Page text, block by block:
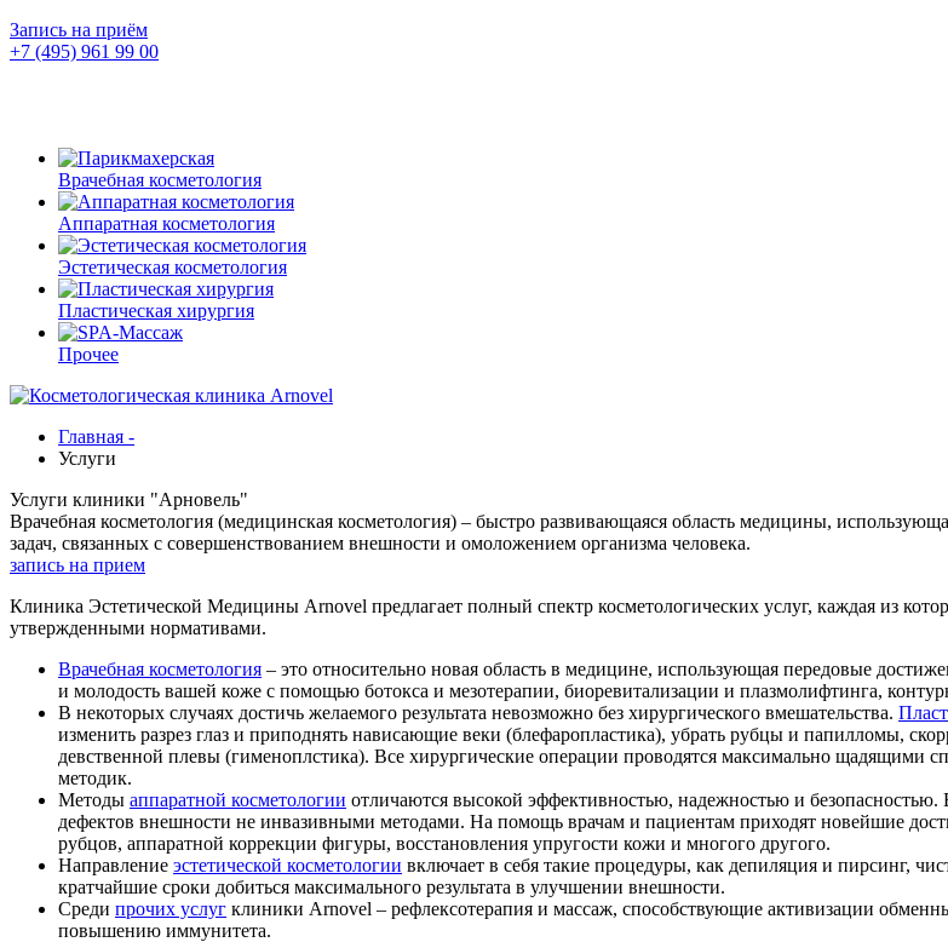
Запись на приём
+7 (495) 961 99 00
Врачебная косметология
Аппаратная косметология
Эстетическая косметология
Пластическая хирургия
Прочее
Главная -
Услуги
Услуги клиники "Арновель"
Врачебная косметология (медицинская косметология) – быстро развивающаяся область медицины,
задач, связанных с совершенствованием внешности и омоложением организма человека.
запись на прием
Клиника Эстетической Медицины Arnovel предлагает полный спектр косметологических услуг, каждая из
утвержденными нормативами.
Врачебная косметология – это относительно новая область в медицине, использующая передовые
и молодость вашей коже с помощью ботокса и мезотерапии, биоревитализации и плазмолифтинга,
В некоторых случаях достичь желаемого результата невозможно без хирургического вмешательства.
изменить разрез глаз и приподнять нависающие веки (блефаропластика), убрать рубцы и папилломы,
девственной плевы (гименоплстика). Все хирургические операции проводятся максимально щадящими
методик.
Методы аппаратной косметологии отличаются высокой эффективностью, надежностью и
дефектов внешности не инвазивными методами. На помощь врачам и пациентам приходят новейшие
рубцов, аппаратной коррекции фигуры, восстановления упругости кожи и многого другого.
Направление эстетической косметологии включает в себя такие процедуры, как депиляция и пирсинг,
кратчайшие сроки добиться максимального результата в улучшении внешности.
Среди прочих услуг клиники Arnovel – рефлексотерапия и массаж, способствующие активизации
повышению иммунитета.